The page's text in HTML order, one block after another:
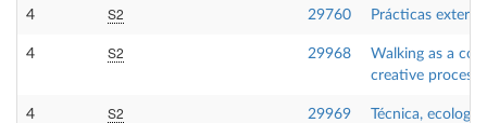
4 S2 29760 Prácticas
4 S2 29968
Walking as a
creative process
4 S2 29969
Técnica, ecología